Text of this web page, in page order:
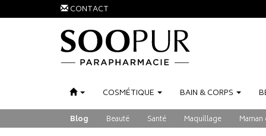
CONTACT
COSMÉTIQUE BAIN &CORPS
Blog Beauté Santé Maquillage